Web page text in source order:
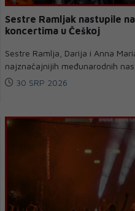
Sestre Ramljak nastupile
koncertima u Češkoj
Sestre Ramlja, Darija i Anna
najznačajnijih međunarodnih
30 SRP 2026